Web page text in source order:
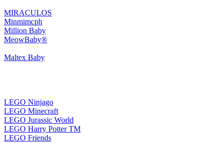
MIRACULOS
Minmimcph
Million Baby
MeowBaby®
Maltex Baby
LEGO Ninjago
LEGO Minecraft
LEGO Jurassic World
LEGO Harry Potter TM
LEGO Friends